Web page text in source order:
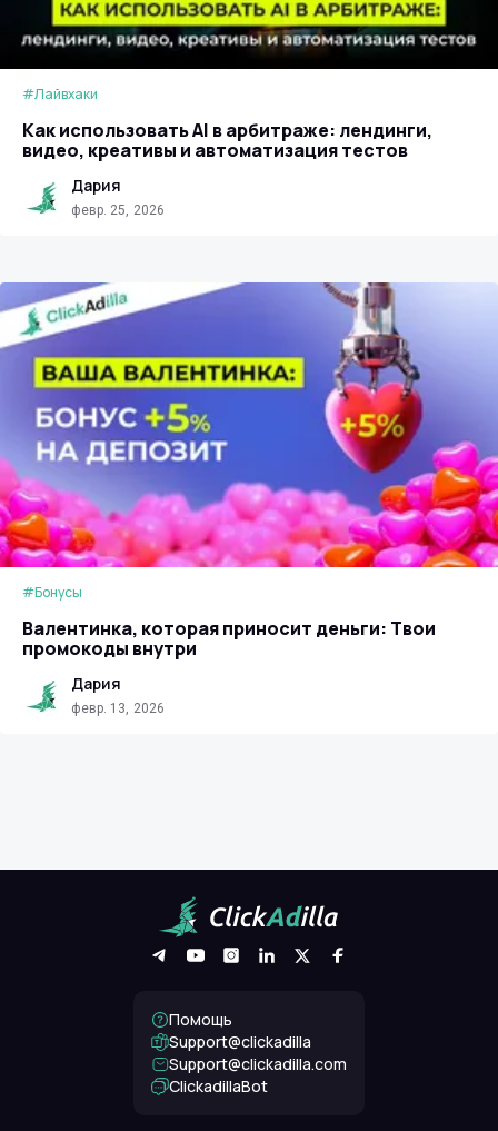
#Лайвхаки
Как использовать AI в арбитраже: лендинги,
видео, креативы и автоматизация тестов
Дария
февр. 25, 2026
#Бонусы
Валентинка, которая приносит деньги: Твои
промокоды внутри
Дария
февр. 13, 2026
Помощь
Support@clickadilla
support@clickadilla.com
ClickadillaBot